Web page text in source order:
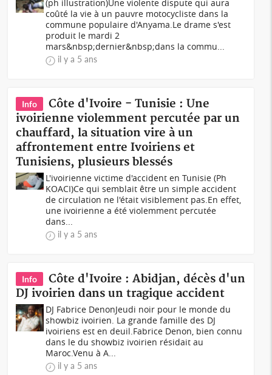
(ph illustration)Une violente dispute qui aura
coûté la vie à un pauvre motocycliste dans la
commune populaire d'Anyama.Le drame s'est
produit le mardi 2
mars&nbsp;dernier&nbsp;dans la commu...
il y a 5 ans
Info
Côte d'Ivoire - Tunisie : Une
ivoirienne violemment percutée par un
chauffard, la situation vire à un
affrontement entre Ivoiriens et
Tunisiens, plusieurs blessés
L'ivoirienne victime d'accident en Tunisie (Ph
KOACI)Ce qui semblait être un simple accident
de circulation ne l'était visiblement pas.En effet,
une ivoirienne a été violemment percutée
dans...
il y a 5 ans
Info
Côte d'Ivoire : Abidjan, décès d'un
DJ ivoirien dans un tragique accident
DJ Fabrice DenonJeudi noir pour le monde du
showbiz ivoirien. La grande famille des DJ
ivoiriens est en deuil.Fabrice Denon, bien connu
dans le du showbiz ivoirien résidait au
Maroc.Venu à A...
il y a 5 ans